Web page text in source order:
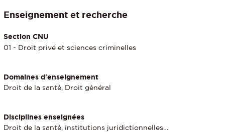
Enseignement et recherche
Section CNU
01 - Droit privé et sciences criminelles
Domaines d'enseignement
Droit de la santé, Droit général
Disciplines enseignées
Droit de la santé, institutions juridictionnelles…